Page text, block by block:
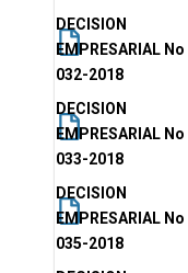
DECISION
EMPRESARIAL No
032-2018
DECISION
EMPRESARIAL No
033-2018
DECISION
EMPRESARIAL No
035-2018